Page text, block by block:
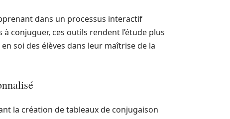
dans un processus interactif
conjuguer, ces outils rendent l’étude plus
soi des élèves dans leur maîtrise de la
la création de tableaux de conjugaison